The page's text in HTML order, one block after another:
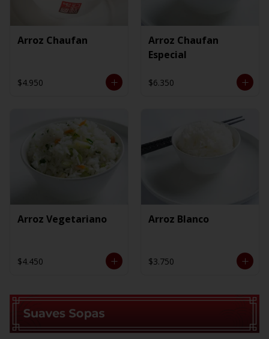
Arroz Chaufan
$4.950
Arroz Chaufan
Especial
$6.350
Arroz Vegetariano
$4.450
Arroz Blanco
$3.750